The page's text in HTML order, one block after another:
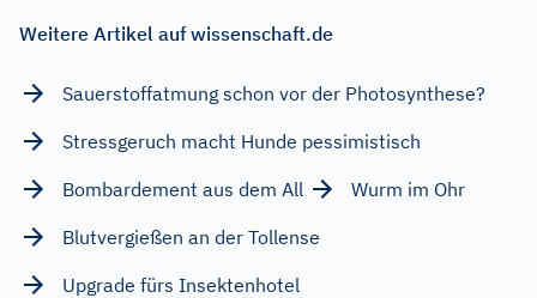
Weitere Artikel auf wissenschaft.de
Sauerstoffatmung schon vor der Photosynthese?
Stressgeruch macht Hunde pessimistisch
Bombardement aus dem All
Wurm im Ohr
Blutvergießen an der Tollense
Upgrade fürs Insektenhotel